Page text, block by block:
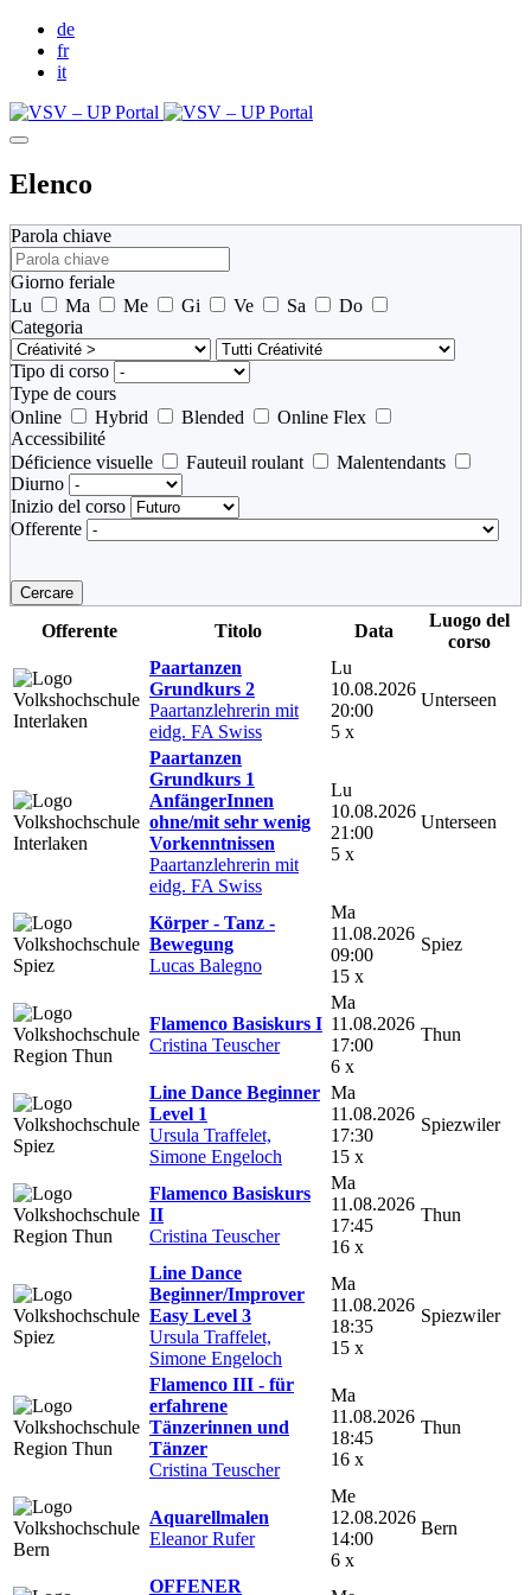
de
fr
it
Elenco
Parola chiave
Giorno feriale
Lu
Ma Me Gi Ve Sa
Do
Categoria
Tipo di corso
Type de cours
Online
Hybrid Blended
Online Flex
Accessibilité
Déficience visuelle
Fauteuil roulant
Malentendants
Diurno
Inizio del corso
Offerente
Cercare
Offerente Titolo Data
Luogo del
corso
Paartanzen
Grundkurs 2
Paartanzlehrerin mit
eidg. FA Swiss
Lu
10.08.2026
20:00
5 x
Unterseen
Paartanzen
Grundkurs 1
AnfängerInnen
ohne/mit sehr wenig
Vorkenntnissen
Paartanzlehrerin mit
eidg. FA Swiss
Lu
10.08.2026
21:00
5 x
Unterseen
Körper - Tanz -
Bewegung
Lucas Balegno
Ma
11.08.2026
09:00
15 x
Spiez
Flamenco Basiskurs I
Cristina Teuscher
Ma
11.08.2026
17:00
6 x
Thun
Line Dance Beginner
Level 1
Ursula Traffelet,
Simone Engeloch
Ma
11.08.2026
17:30
15 x
Spiezwiler
Flamenco Basiskurs
II
Cristina Teuscher
Ma
11.08.2026
17:45
16 x
Thun
Line Dance
Beginner/Improver
Easy Level 3
Ursula Traffelet,
Simone Engeloch
Ma
11.08.2026
18:35
15 x
Spiezwiler
Flamenco III - für
erfahrene
Tänzerinnen und
Tänzer
Cristina Teuscher
Ma
11.08.2026
18:45
16 x
Thun
Aquarellmalen
Eleanor Rufer
Me
12.08.2026
14:00
6 x
Bern
OFFENER